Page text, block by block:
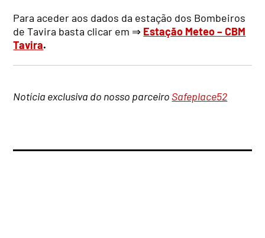
Para aceder aos dados da estação dos Bombeiros
de Tavira basta clicar em ⇒ Estação Meteo – CBM
Tavira.
Notícia exclusiva do nosso parceiro Safeplace52